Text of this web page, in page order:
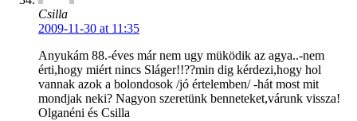
Csilla
2009-11-30 at 11:35
Anyukám 88.-éves már nem ugy müködik az agya..-nem
érti,hogy miért nincs Sláger!!??min dig kérdezi,hogy hol
vannak azok a bolondosok /jó értelemben/ -hát most mit
mondjak neki? Nagyon szeretünk benneteket,várunk vissza!
Olganéni és Csilla